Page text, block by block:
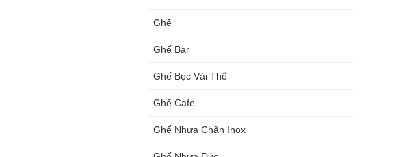
Ghế
Ghế Bar
Ghế Bọc Vải Thổ
Ghế Cafe
Ghế Nhựa Chân Inox